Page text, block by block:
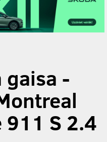
gaisa -
911 S 2.4